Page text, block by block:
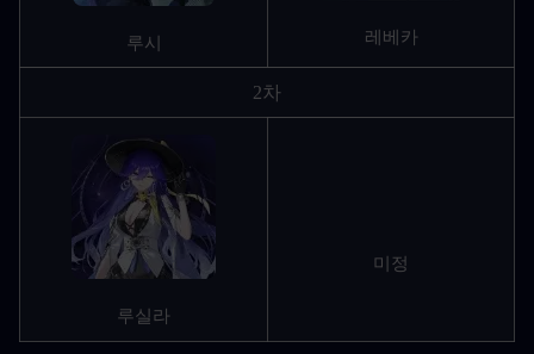
루시 레베카
2차
루실라
미정